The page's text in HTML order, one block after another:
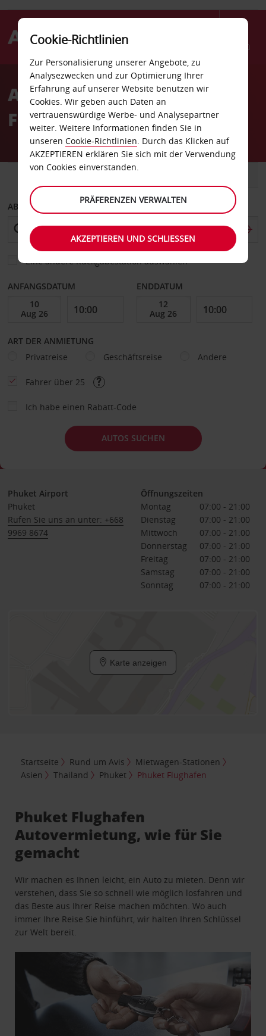
Menü
AvisAutovermietung Phuket
Flughafen
ABHOLEN VON
Eine andere Rückgabestation auswählen
ANFANGSDATUM ENDDATUM
ART DER ANMIETUNG
Privatreise
Geschäftsreise Andere
Fahrer über 25
Ich habe einen Rabatt-Code
AUTOS SUCHEN
Phuket Airport
Phuket
Rufen Sie uns an unter: +668
9969 8674
Öffnungszeiten
Montag
07:00 - 21:00
Dienstag
07:00 - 21:00
Mittwoch
07:00 - 21:00
Donnerstag
07:00 - 21:00
Freitag
07:00 - 21:00
Samstag
07:00 - 21:00
Sonntag
07:00 - 21:00
Karte anzeigen
Startseite Rund um Avis
Mietwagen-Stationen
Asien
Thailand Phuket Phuket Flughafen
Phuket Flughafen
Autovermietung, wie für Sie
gemacht
Wir machen es Ihnen leicht, ein Auto zu mieten. Denn wir
verstehen, dass Sie so schnell wie möglich losfahren und
das Beste aus Ihrer Reise machen möchten. Wo auch
immer Ihre Reise Sie hinführt, wir halten Ihren Schlüssel
zur Welt bereit.
Cookie-Richtlinien
Zur Personalisierung unserer Angebote, zu
Analysezwecken und zur Optimierung Ihrer
Erfahrung auf unserer Website benutzen wir
Cookies. Wir geben auch Daten an
vertrauenswürdige Werbe- und Analysepartner
weiter. Weitere Informationen finden Sie in
unseren Cookie-Richtlinien. Durch das Klicken auf
AKZEPTIEREN erklären Sie sich mit der Verwendung
von Cookies einverstanden.
PRÄFERENZEN VERWALTEN
AKZEPTIEREN UND SCHLIESSEN